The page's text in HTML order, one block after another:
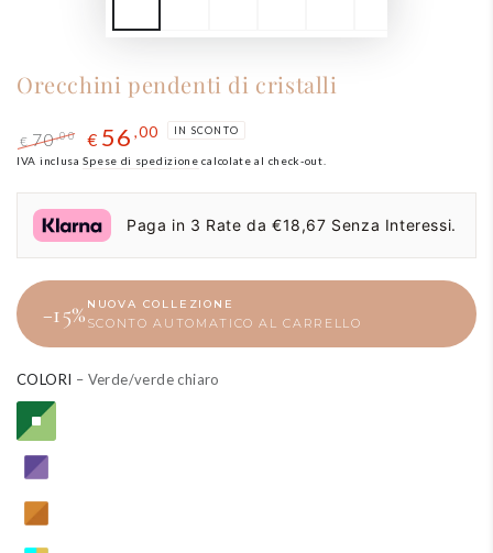
Orecchini pendenti di cristalli
Prezzo
€ 70,00
Il
di
liquidazione
€ 56 ,00 IN SCONTO
IVA inclusaSpese di spedizione calcolate al check-out.
Paga in 3 Rate da €18,67 Senza Interessi.
−15% NUOVA COLLEZIONE
SCONTO AUTOMATICO AL CARRELLO
COLORI – Verde/verde chiaro